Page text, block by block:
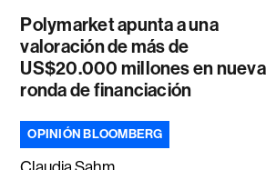
Polymarket apunta a una
valoración de más de
US$20.000 millones en nueva
ronda de financiación
OPINIÓN BLOOMBERG